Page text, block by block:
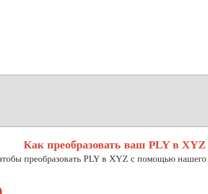
Как преобразовать ваш PLY в
преобразовать PLY в XYZ с помощью нашего